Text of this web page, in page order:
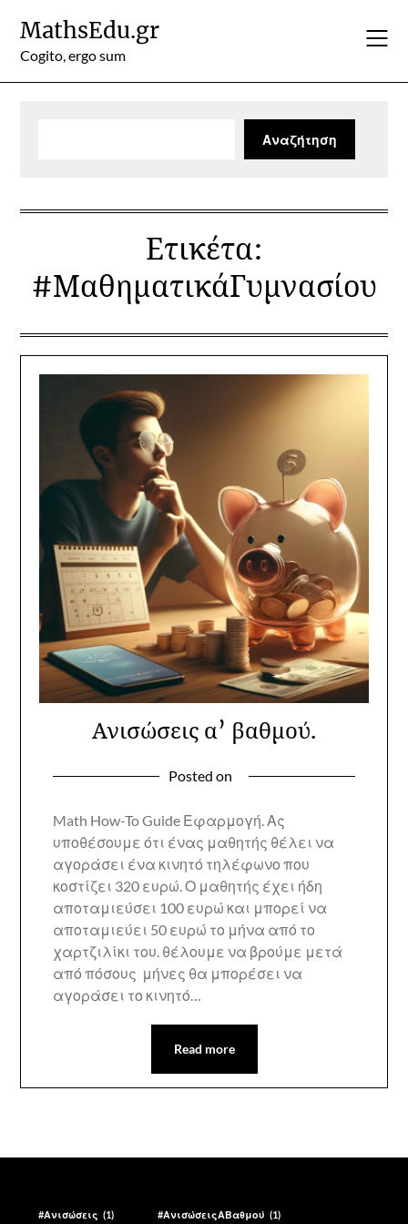
content
MathsEdu.gr
Cogito, ergo sum
Αναζήτηση
Ετικέτα:
#ΜαθηματικάΓυμνασίου
Ανισώσεις α’ βαθμού.
Posted on
Math How-To Guide Εφαρμογή. Ας
υποθέσουμε ότι ένας μαθητής θέλει να
αγοράσει ένα κινητό τηλέφωνο που
κοστίζει 320 ευρώ. Ο μαθητής έχει ήδη
αποταμιεύσει 100 ευρώ και μπορεί να
αποταμιεύει 50 ευρώ το μήνα από το
χαρτζιλίκι του. θέλουμε να βρούμε μετά
από πόσους μήνες θα μπορέσει να
αγοράσει το κινητό…
Read more
#Ανισώσεις (1) #ΑνισώσειςΑΒαθμού (1)